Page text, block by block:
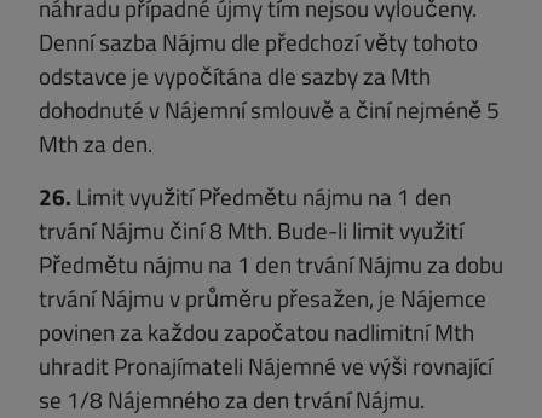
náhradu případné újmy tím nejsou vyloučeny.
Denní sazba Nájmu dle předchozí věty tohoto
odstavce je vypočítána dle sazby za Mth
dohodnuté v Nájemní smlouvě a činí nejméně 5
Mth za den.
26. Limit využití Předmětu nájmu na 1 den
trvání Nájmu činí 8 Mth. Bude-li limit využití
Předmětu nájmu na 1 den trvání Nájmu za dobu
trvání Nájmu v průměru přesažen, je Nájemce
povinen za každou započatou nadlimitní Mth
uhradit Pronajímateli Nájemné ve výši rovnající
se 1/8 Nájemného za den trvání Nájmu.